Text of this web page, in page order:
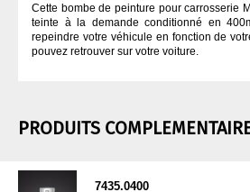
Cette bombe de peinture pour carrosserie
teinte à la demande conditionné en
repeindre votre véhicule en fonction de
pouvez retrouver sur votre voiture.
PRODUITS
7435.0400